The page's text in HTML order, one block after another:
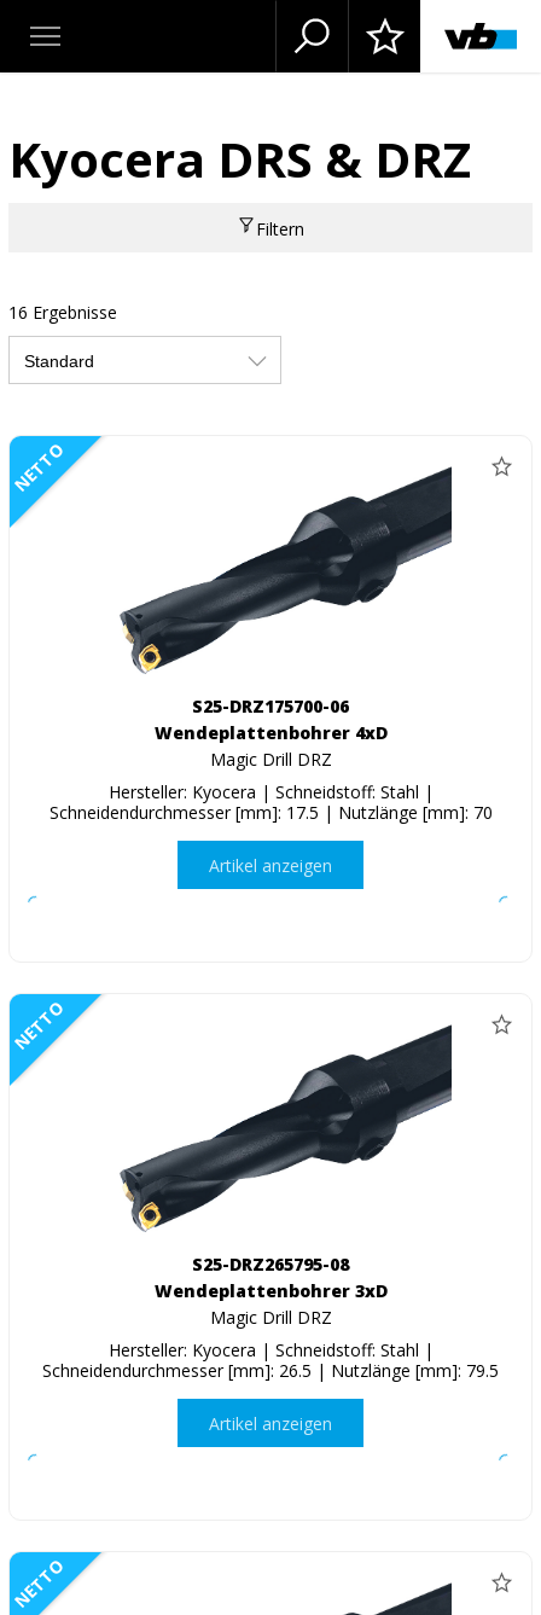
Kyocera DRS & DRZ
Filtern
16 Ergebnisse
NETTO
S25-DRZ175700-06
Wendeplattenbohrer 4xD
Magic Drill DRZ
Hersteller: Kyocera | Schneidstoff: Stahl |
Schneidendurchmesser [mm]: 17.5 | Nutzlänge [mm]: 70
Artikel anzeigen
NETTO
S25-DRZ265795-08
Wendeplattenbohrer 3xD
Magic Drill DRZ
Hersteller: Kyocera | Schneidstoff: Stahl |
Schneidendurchmesser [mm]: 26.5 | Nutzlänge [mm]: 79.5
Artikel anzeigen
NETTO